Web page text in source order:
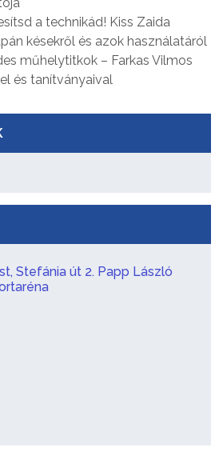
a technikád! Kiss Zaida
késekről és azok használatáról
műhelytitkok – Farkas Vilmos
és tanítványaival
Stefánia út 2. Papp László